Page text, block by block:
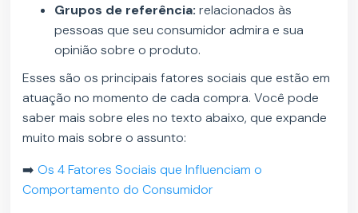
Grupos de referência: relacionados às
pessoas que seu consumidor admira e sua
opinião sobre o produto.
Esses são os principais fatores sociais que estão em
atuação no momento de cada compra. Você pode
saber mais sobre eles no texto abaixo, que expande
muito mais sobre o assunto:
➡️Os 4 Fatores Sociais que Influenciam o
Comportamento do Consumidor